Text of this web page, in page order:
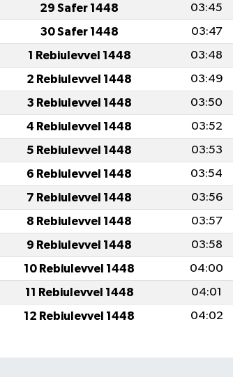
29 Safer 1448 03:45
30 Safer 1448 03:47
1 Rebiulevvel 1448 03:48
2 Rebiulevvel 1448 03:49
3 Rebiulevvel 1448 03:50
4 Rebiulevvel 1448 03:52
5 Rebiulevvel 1448 03:53
6 Rebiulevvel 1448 03:54
7 Rebiulevvel 1448 03:56
8 Rebiulevvel 1448 03:57
9 Rebiulevvel 1448 03:58
10 Rebiulevvel 1448 04:00
11 Rebiulevvel 1448 04:01
12 Rebiulevvel 1448 04:02